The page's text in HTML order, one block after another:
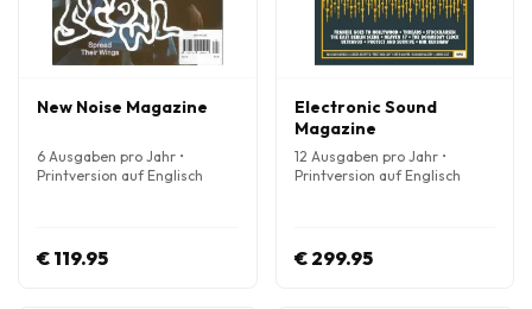
New Noise Magazine
6 Ausgaben pro Jahr •
Printversion auf Englisch
€ 119.95
Electronic Sound
Magazine
12 Ausgaben pro Jahr •
Printversion auf Englisch
€ 299.95